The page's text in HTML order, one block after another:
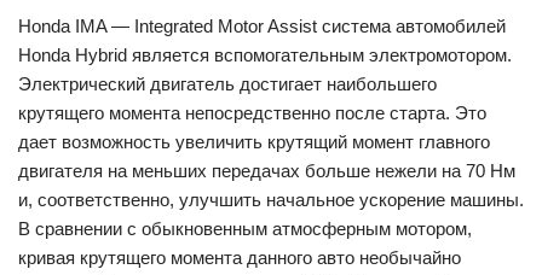
Honda IMA — Integrated Motor Assist система автомобилей
Honda Hybrid является вспомогательным электромотором.
Электрический двигатель достигает наибольшего
крутящего момента непосредственно после старта. Это
дает возможность увеличить крутящий момент главного
двигателя на меньших передачах больше нежели на 70 Нм
и, соответственно, улучшить начальное ускорение машины.
В сравнении с обыкновенным атмосферным мотором,
кривая крутящего момента данного авто необычайно